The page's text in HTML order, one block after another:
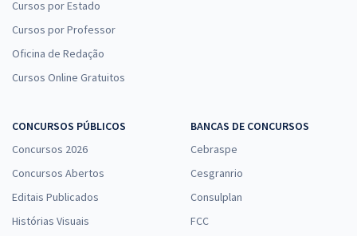
Cursos por Estado
Cursos por Professor
Oficina de Redação
Cursos Online Gratuitos
CONCURSOS PÚBLICOS
Concursos 2026
Concursos Abertos
Editais Publicados
Histórias Visuais
BANCAS DE CONCURSOS
Cebraspe
Cesgranrio
Consulplan
FCC